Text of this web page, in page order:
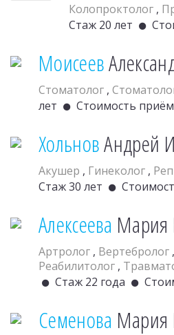
Колопроктолог ,
Стаж 20 лет
Моисеев
Стоматолог ,
лет
Стоимость
ХольновАндрей
Акушер , Гинеколог ,
Стаж 30 лет
Алексеева Мария
Артролог , Вертебролог ,
Реабилитолог ,
Стаж 22 года
Семенова Мария